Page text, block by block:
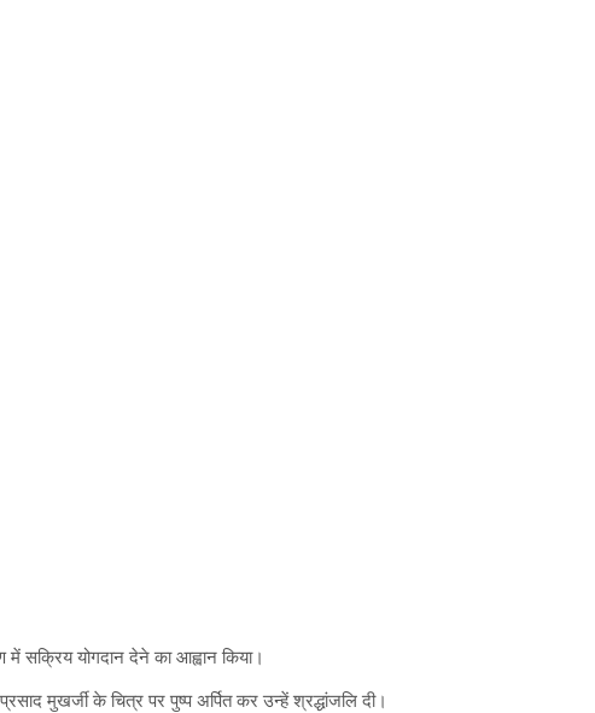
में सक्रिय योगदान देने का आह्वान किया।
मुखर्जी के चित्र पर पुष्प अर्पित कर उन्हें श्रद्धांजलि दी।